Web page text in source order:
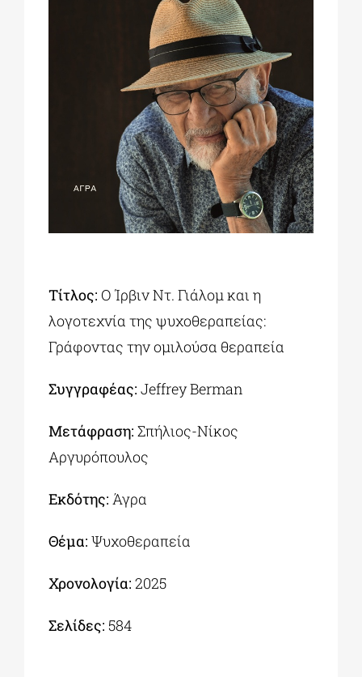
ΠΟΛΙΤΙΣΤΙΚΟΙ ΦΟΡΕΙΣ
ΕΚΔΗΛΩΣΕΙΣ
Τίτλος: Ο Ίρβιν Ντ. Γιάλομ και η
λογοτεχνία της ψυχοθεραπείας:
Γράφοντας την ομιλούσα θεραπεία
Συγγραφέας: Jeffrey Berman
Μετάφραση: Σπήλιος-Νίκος
Αργυρόπουλος
Εκδότης: Άγρα
Θέμα: Ψυχοθεραπεία
Χρονολογία: 2025
Σελίδες: 584